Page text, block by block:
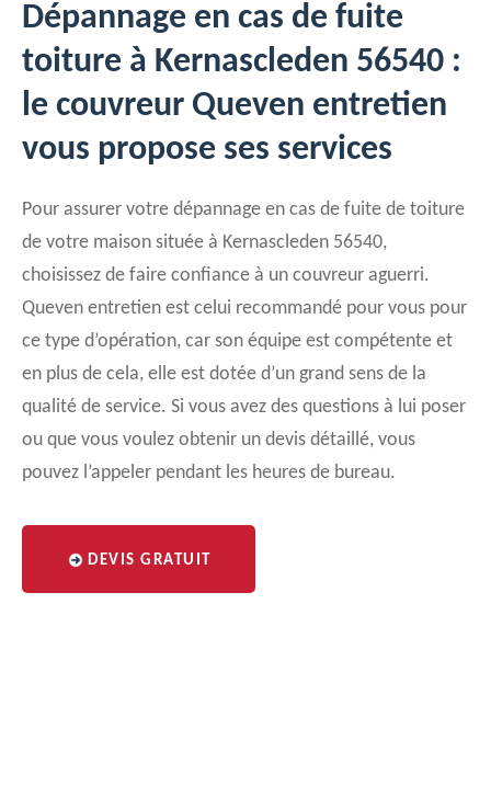
Dépannage en cas de fuite
toiture à Kernascleden 56540 :
le couvreur Queven entretien
vous propose ses services
Pour assurer votre dépannage en cas de fuite de toiture
de votre maison située à Kernascleden 56540,
choisissez de faire confiance à un couvreur aguerri.
Queven entretien est celui recommandé pour vous pour
ce type d’opération, car son équipe est compétente et
en plus de cela, elle est dotée d’un grand sens de la
qualité de service. Si vous avez des questions à lui poser
ou que vous voulez obtenir un devis détaillé, vous
pouvez l’appeler pendant les heures de bureau.
DEVIS GRATUIT